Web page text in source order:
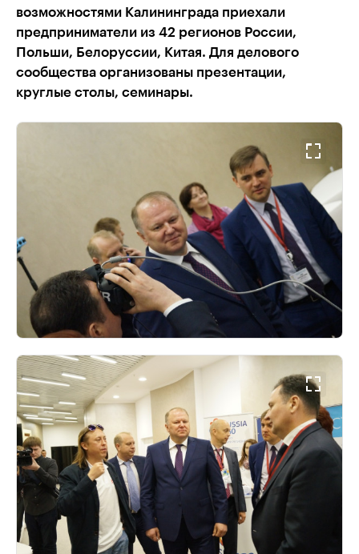
возможностями Калининграда приехали
предприниматели из 42 регионов России,
Польши, Белоруссии, Китая. Для делового
сообщества организованы презентации,
круглые столы, семинары.